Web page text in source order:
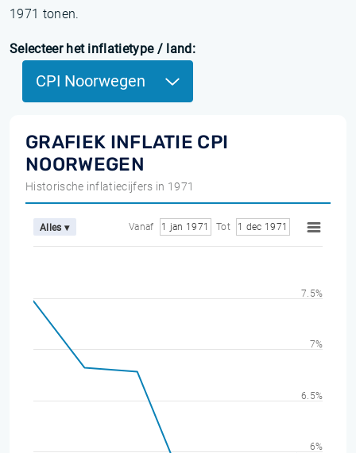
1971 tonen.
Selecteer het inflatietype / land:
CPI Noorwegen
GRAFIEK INFLATIE CPI
NOORWEGEN
Historische inflatiecijfers in 1971
Alles ▾ Vanaf 1 jan 1971 Tot 1 dec 1971
6%
6.5%
7%
7.5%